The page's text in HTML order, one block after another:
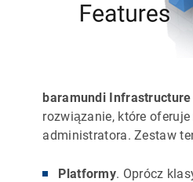
baramundi Infrastructure
rozwiązanie, które
administratora. Zestaw
Platformy. Oprócz